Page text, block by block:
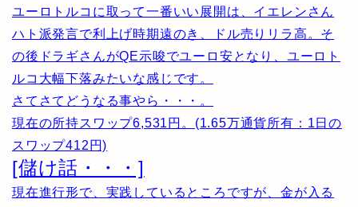
ユーロトルコに取って一番いい展開は、イエレンさん
ハト派発言で利上げ時期遠のき、ドル売りリラ高。そ
の後ドラギさんがQE示唆でユーロ安となり、ユーロト
ルコ大幅下落みたいな感じです。
さてさてどうなる事やら・・・。
現在の所持スワップ6,531円。(1.65万通貨所有：1日の
スワップ412円)
[儲け話・・・]
現在進行形で、実践しているところですが、金が入る